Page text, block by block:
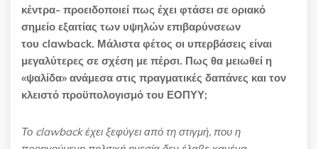
κέντρα- προειδοποιεί πως έχει φτάσει σε οριακό
σημείο εξαιτίας των υψηλών επιβαρύνσεων
του clawback. Μάλιστα φέτος οι υπερβάσεις είναι
μεγαλύτερες σε σχέση με πέρσι. Πως θα μειωθεί η
«ψαλίδα» ανάμεσα στις πραγματικές δαπάνες και τον
κλειστό προϋπολογισμό του ΕΟΠΥΥ;
Το clawback έχει ξεφύγει από τη στιγμή, που η